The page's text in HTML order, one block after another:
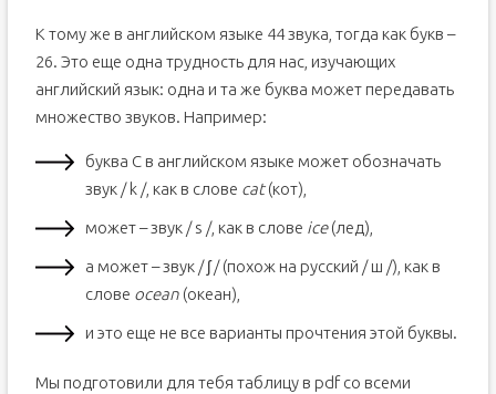
К тому же в английском языке 44 звука, тогда как букв –
26. Это еще одна трудность для нас, изучающих
английский язык: одна и та же буква может передавать
множество звуков. Например:
буква C в английском языке может обозначать
звук / k /, как в слове cat(кот),
может – звук / s /, как в слове ice(лед),
а может – звук / ʃ / (похож на русский / ш /), как в
слове ocean(океан),
и это еще не все варианты прочтения этой буквы.
Мы подготовили для тебя таблицу в pdf со всеми